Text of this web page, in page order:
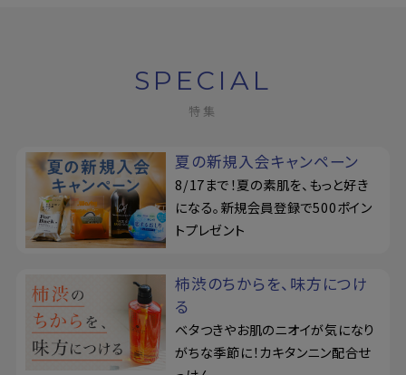
SPECIAL
特集
夏の新規入会キャンペーン
8/17まで！夏の素肌を、もっと好き
になる。新規会員登録で500ポイン
トプレゼント
柿渋のちからを、味方につけ
る
ベタつきやお肌のニオイが気になり
がちな季節に！カキタンニン配合せ